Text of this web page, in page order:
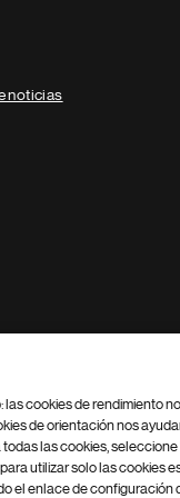
noticias
Configuración de
cookies de rendimiento
de orientación nos
las cookies,
utilizar solo las cookies
el enlace de configuración